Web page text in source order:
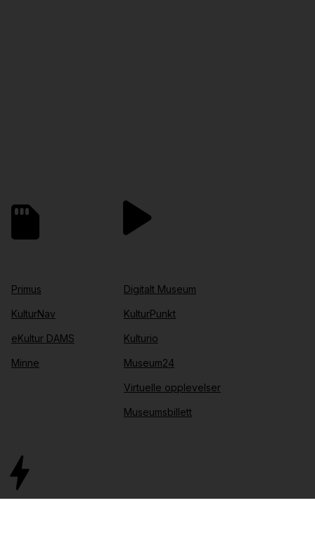
Primus
KulturNav
eKultur DAMS
Minne
Digitalt Museum
KulturPunkt
Kulturio
Museum24
Virtuelle opplevelser
Museumsbillett